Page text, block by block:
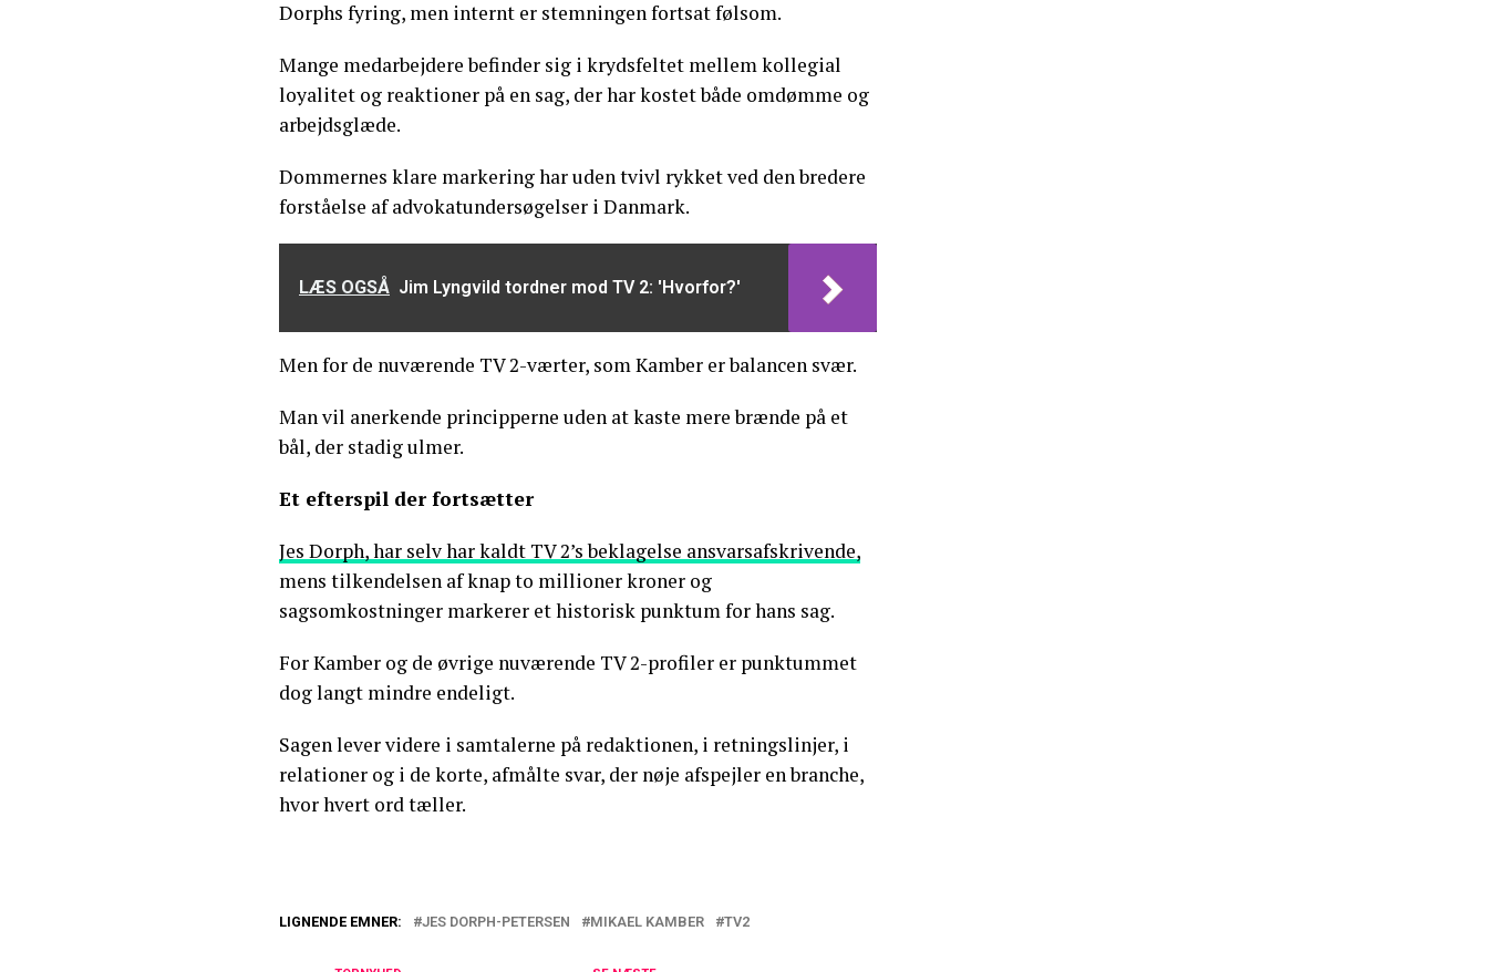
Dorphs fyring, men internt er stemningen fortsat følsom.
Mange medarbejdere befinder sig i krydsfeltet mellem kollegial
loyalitet og reaktioner på en sag, der har kostet både omdømme og
arbejdsglæde.
Dommernes klare markering har uden tvivl rykket ved den bredere
forståelse af advokatundersøgelser i Danmark.
LÆS OGSÅ Jim Lyngvild tordner mod TV 2: 'Hvorfor?'
Men for de nuværende TV 2-værter, som Kamber er balancen svær.
Man vil anerkende principperne uden at kaste mere brænde på et
bål, der stadig ulmer.
Et efterspil der fortsætter
Jes Dorph, har selv har kaldt TV 2’s beklagelse ansvarsafskrivende,
mens tilkendelsen af knap to millioner kroner og
sagsomkostninger markerer et historisk punktum for hans sag.
For Kamber og de øvrige nuværende TV 2-profiler er punktummet
dog langt mindre endeligt.
Sagen lever videre i samtalerne på redaktionen, i retningslinjer, i
relationer og i de korte, afmålte svar, der nøje afspejler en branche,
hvor hvert ord tæller.
LIGNENDE EMNER: JES DORPH-PETERSEN MIKAEL KAMBER TV2